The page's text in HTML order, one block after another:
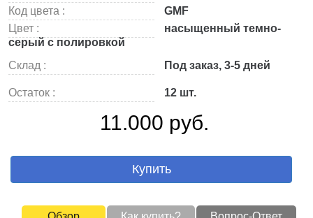
Код цвета :
GMF
Цвет :
насыщенный темно-
серый с полировкой
Склад :
Под заказ, 3-5 дней
Остаток : 12 шт.
11.000 руб.
Купить